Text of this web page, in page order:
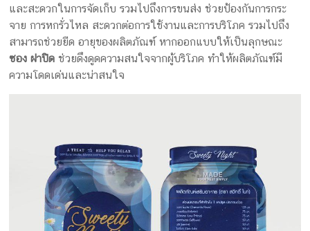
และสะดวกในการจัดเก็บ รวมไปถึงการขนส่ง ช่วยป้องกันการกระ
จาย การหกรั่วไหล สะดวกต่อการใช้งานและการบริโภค รวมไปถึง
สามารถช่วยยืด อายุของผลิตภัณฑ์ หากออกแบบให้เป็นลุกษณะ
ซอง ฝาปิด ช่วยดึงดูดความสนใจจากผู้บริโภค ทำให้ผลิตภัณฑ์มี
ความโดดเด่นและน่าสนใจ